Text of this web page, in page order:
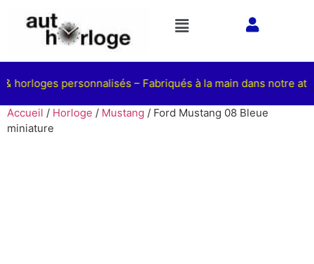
personnalisés – Fabriqués à la main dans notre
Accueil / Horloge / Mustang / Ford Mustang 08 Bleue
miniature